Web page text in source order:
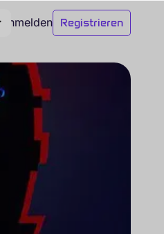
Anmelden Registrieren